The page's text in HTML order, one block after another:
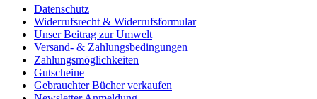
Datenschutz
Widerrufsrecht & Widerrufsformular
Unser Beitrag zur Umwelt
Versand- & Zahlungsbedingungen
Zahlungsmöglichkeiten
Gutscheine
Gebrauchter Bücher verkaufen